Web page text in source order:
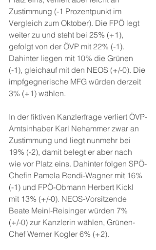
Zustimmung (-1 Prozentpunkt im
Vergleich zum Oktober). Die FPÖ legt
weiter zu und steht bei 25% (+1),
gefolgt von der ÖVP mit 22% (-1).
Dahinter liegen mit 10% die Grünen
(-1), gleichauf mit den NEOS (+/-0). Die
impfgegnerische MFG würden derzeit
3% (+1) wählen.
In der fiktiven Kanzlerfrage verliert ÖVP-
Amtsinhaber Karl Nehammer zwar an
Zustimmung und liegt nunmehr bei
19% (-2), damit belegt er aber nach
wie vor Platz eins. Dahinter folgen SPÖ-
Chefin Pamela Rendi-Wagner mit 16%
(-1) und FPÖ-Obmann Herbert Kickl
mit 13% (+/-0). NEOS-Vorsitzende
Beate Meinl-Reisinger würden 7%
(+/-0) zur Kanzlerin wählen, Grünen-
Chef Werner Kogler 6% (+2).